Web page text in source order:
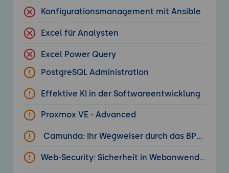
Konfigurationsmanagement mit Ansible
Excel für Analysten
Excel Power Query
PostgreSQL Administration
Effektive KI in der Softwareentwicklung
Proxmox VE - Advanced
Camunda: Ihr Wegweiser durch das BPM-
Web-Security: Sicherheit in Webanwendungen